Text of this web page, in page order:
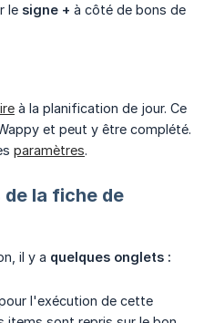
le signe + à côté de bons de
à la planification de jour. Ce
et peut y être complété.
paramètres.
la fiche de
il y a quelques onglets :
l'exécution de cette